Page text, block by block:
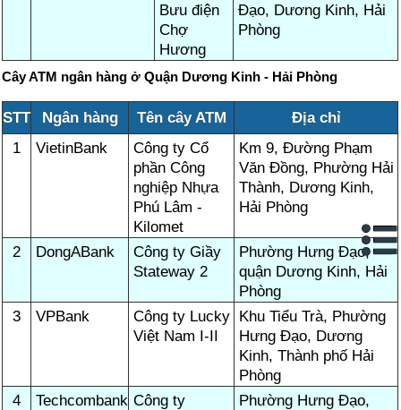
Bưu điện
Chợ
Hương
Đạo, Dương Kinh, Hải
Phòng
Cây ATM ngân hàng ở Quận Dương Kinh - Hải Phòng
STT Ngân hàng Tên cây ATM
Địa chỉ
1
VietinBank
Công ty Cổ
phần Công
nghiệp Nhựa
Phú Lâm -
Kilomet
Km 9, Đường Phạm
Văn Đồng, Phường Hải
Thành, Dương Kinh,
Hải Phòng
2 DongABank
Công ty Giầy
Stateway 2
Phường Hưng Đạo,
quận Dương Kinh, Hải
Phòng
3
VPBank
Công ty Lucky
Việt Nam I-II
Khu Tiểu Trà, Phường
Hưng Đạo, Dương
Kinh, Thành phố Hải
Phòng
4
Techcombank Công ty
Phường Hưng Đạo,